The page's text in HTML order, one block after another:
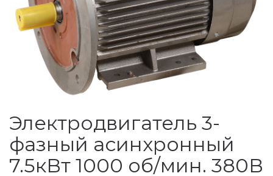
Электродвигатель 3-
фазный асинхронный
7.5кВт 1000 об/мин. 380В